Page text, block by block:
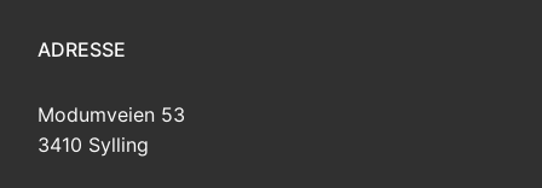
ADRESSE
Modumveien 53
3410 Sylling